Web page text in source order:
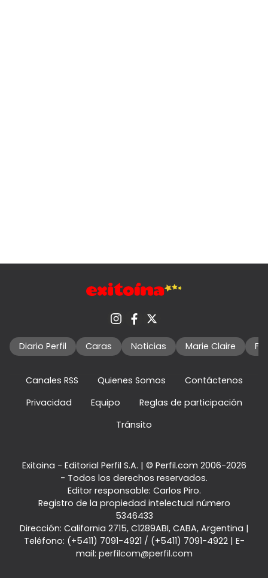
Diario Perfil Caras Noticias Marie Claire
Canales RSS Quienes Somos
Contáctenos
Privacidad
Equipo
Reglas de participación
Tránsito
Exitoina - Editorial Perfil S.A. | © Perfil.com 2006-2026
- Todos los derechos reservados.
Editor responsable: Carlos Piro.
Registro de la propiedad intelectual número
5346433
Dirección: California 2715, C1289ABI, CABA, Argentina |
Teléfono: (+5411) 7091-4921 / (+5411) 7091-4922| E-
mail: perfilcom@perfil.com